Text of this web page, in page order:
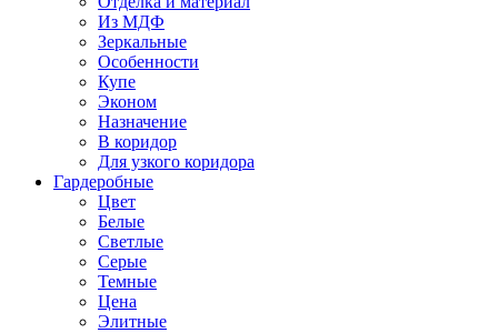
Из МДФ
Зеркальные
Особенности
Купе
Эконом
Назначение
В коридор
Для узкого коридора
Гардеробные
Цвет
Белые
Светлые
Серые
Темные
Цена
Элитные